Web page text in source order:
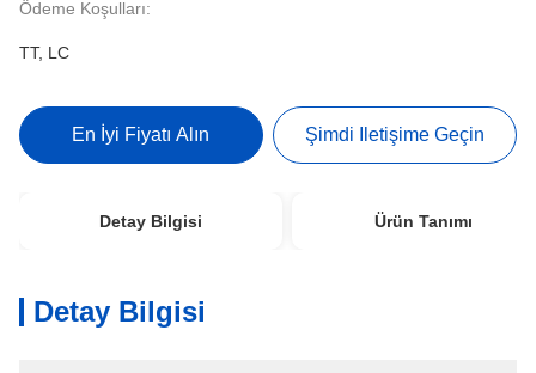
Ödeme Koşulları:
TT, LC
En İyi Fiyatı Alın Şimdi Iletişime Geçin
Detay Bilgisi Ürün Tanımı
Detay Bilgisi